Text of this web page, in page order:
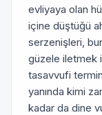
evliyaya olan
içine düştüğü
serzenişleri,
güzele iletmek
tasavvufi
yanında kimi
kadar da dine